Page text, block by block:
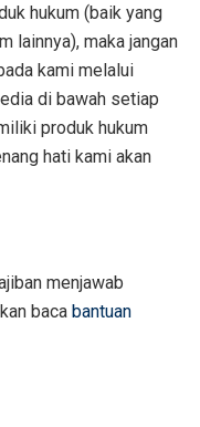
hukum (baik yang
lainnya), maka jangan
kami melalui
di bawah setiap
produk hukum
hati kami akan
menjawab
baca bantuan